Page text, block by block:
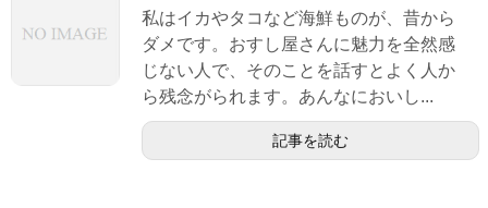
私はイカやタコなど海鮮ものが、昔から
ダメです。おすし屋さんに魅力を全然感
じない人で、そのことを話すとよく人か
ら残念がられます。あんなにおいし...
記事を読む